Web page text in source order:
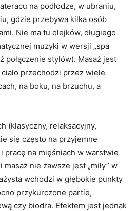
na podłodze, w ubraniu,
gdzie przebywa kilka osób
Nie ma tu olejków, długiego
muzyki w wersji „spa
połączenie stylów). Masaż jest
przechodzi przez wiele
na boku, na brzuchu, a
(klasyczny, relaksacyjny,
się często na przyjemne
pracę na mięśniach w warstwie
nie zawsze jest „miły” w
wchodzi w głębokie punkty
przykurczone partie,
czy biodra. Efektem jest jednak